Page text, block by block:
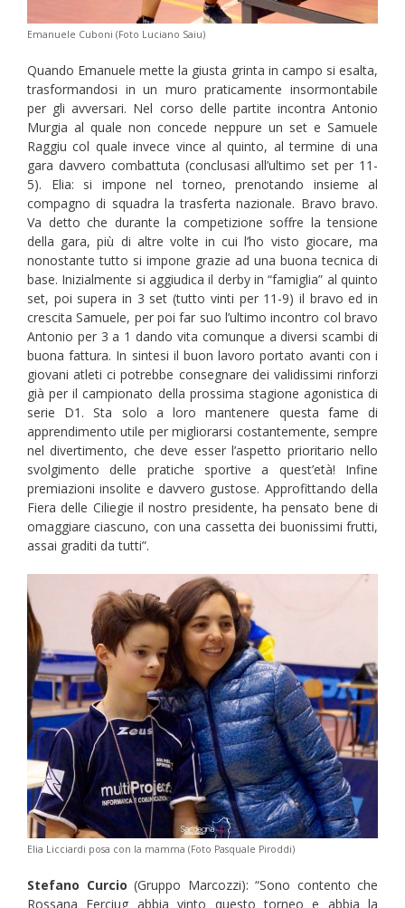
Emanuele Cuboni (Foto Luciano Saiu)
Quando Emanuele mette la giusta grinta in campo si esalta,
trasformandosi in un muro praticamente insormontabile
per gli avversari. Nel corso delle partite incontra Antonio
Murgia al quale non concede neppure un set e Samuele
Raggiu col quale invece vince al quinto, al termine di una
gara davvero combattuta (conclusasi all’ultimo set per 11-
5). Elia: si impone nel torneo, prenotando insieme al
compagno di squadra la trasferta nazionale. Bravo bravo.
Va detto che durante la competizione soffre la tensione
della gara, più di altre volte in cui l’ho visto giocare, ma
nonostante tutto si impone grazie ad una buona tecnica di
base. Inizialmente si aggiudica il derby in “famiglia” al quinto
set, poi supera in 3 set (tutto vinti per 11-9) il bravo ed in
crescita Samuele, per poi far suo l’ultimo incontro col bravo
Antonio per 3 a 1 dando vita comunque a diversi scambi di
buona fattura. In sintesi il buon lavoro portato avanti con i
giovani atleti ci potrebbe consegnare dei validissimi rinforzi
già per il campionato della prossima stagione agonistica di
serie D1. Sta solo a loro mantenere questa fame di
apprendimento utile per migliorarsi costantemente, sempre
nel divertimento, che deve esser l’aspetto prioritario nello
svolgimento delle pratiche sportive a quest’età! Infine
premiazioni insolite e davvero gustose. Approfittando della
Fiera delle Ciliegie il nostro presidente, ha pensato bene di
omaggiare ciascuno, con una cassetta dei buonissimi frutti,
assai graditi da tutti”.
Elia Licciardi posa con la mamma (Foto Pasquale Piroddi)
Stefano Curcio (Gruppo Marcozzi): “Sono contento che
Rossana Ferciug abbia vinto questo torneo e abbia la